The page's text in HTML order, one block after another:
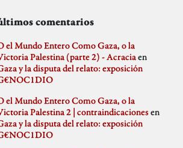
pasa aquí?
2026
2026
2025
2025
2023
2023
2023
2022
Antselovich
Ochoa
De Castro
Gallo
comentarios
el Mundo Entero Como Gaza, o la
Palestina (parte 2) - Acracia en
y la disputa del relato: exposición
el Mundo Entero Como Gaza, o la
Palestina 2 | contraindicacionesen
y la disputa del relato: exposición